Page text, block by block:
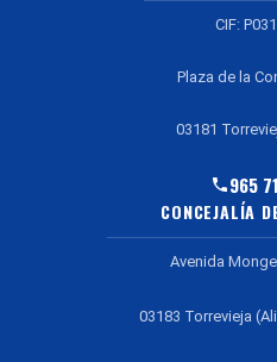
CIF:
Plaza de la
03181
965
CONCEJALÍA
Avenida
03183 Torrevieja